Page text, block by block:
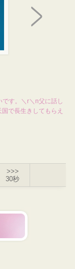
す。＼r＼n父に話し
で長生きしてもらえ
>>>
30秒